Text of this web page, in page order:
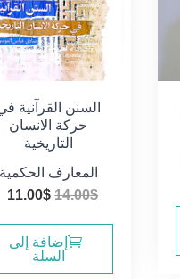
السنن القرآنية
حركة الانسان
التاريخية
المعارف الحكمية
14.00$
السعر
هو:
14.00$.
11.00$
إضافة إلى
السلة